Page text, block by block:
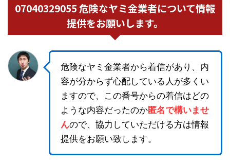
07040329055 危険なヤミ金業者について情報
提供をお願いします。
危険なヤミ金業者から着信があり、内
容が分からず心配している人が多くい
ますので、この番号からの着信はどの
ような内容だったのか匿名で構いませ
んので、協力していただける方は情報
提供をお願い致します。